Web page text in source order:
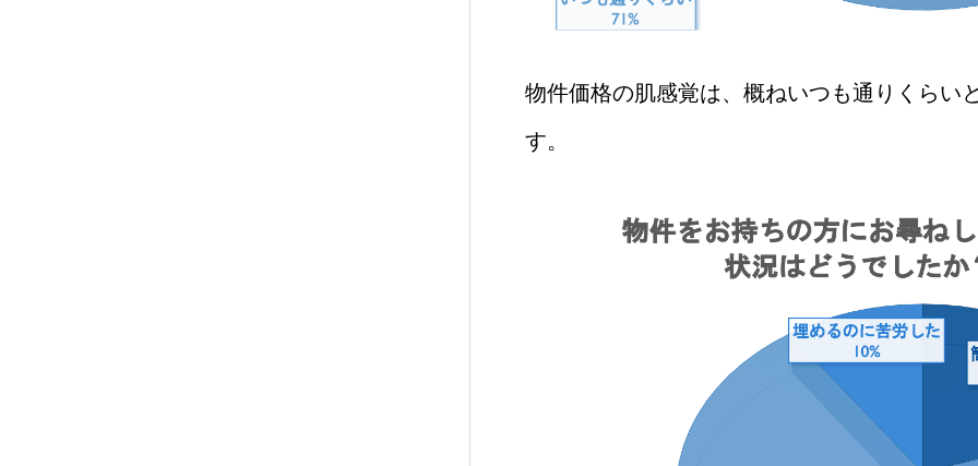
物件価格の肌感覚は、概ねいつも通りくらい
す。